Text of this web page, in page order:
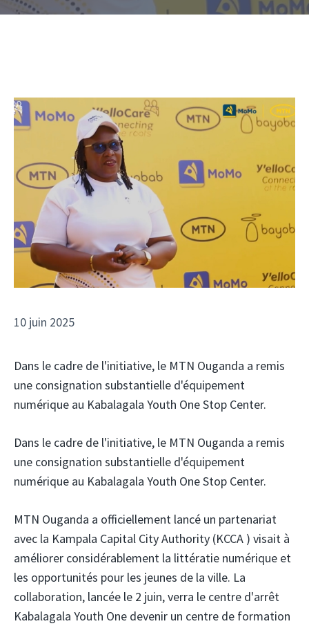
10 juin 2025
Dans le cadre de l'initiative, le MTN Ouganda a remis
une consignation substantielle d'équipement
numérique au Kabalagala Youth One Stop Center.
Dans le cadre de l'initiative, le MTN Ouganda a remis
une consignation substantielle d'équipement
numérique au Kabalagala Youth One Stop Center.
MTN Ouganda a officiellement lancé un partenariat
avec la Kampala Capital City Authority (KCCA ) visait à
améliorer considérablement la littératie numérique et
les opportunités pour les jeunes de la ville. La
collaboration, lancée le 2 juin, verra le centre d'arrêt
Kabalagala Youth One devenir un centre de formation